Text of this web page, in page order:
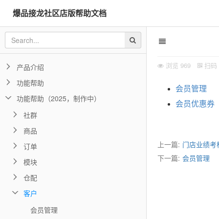
爆品接龙社区店版帮助文档
浏览 969 扫码
会员管理
会员优惠券
上一篇: 门店业绩考
下一篇: 会员管理
产品介绍
功能帮助
功能帮助（2025，制作中）
社群
商品
订单
模块
仓配
客户
会员管理